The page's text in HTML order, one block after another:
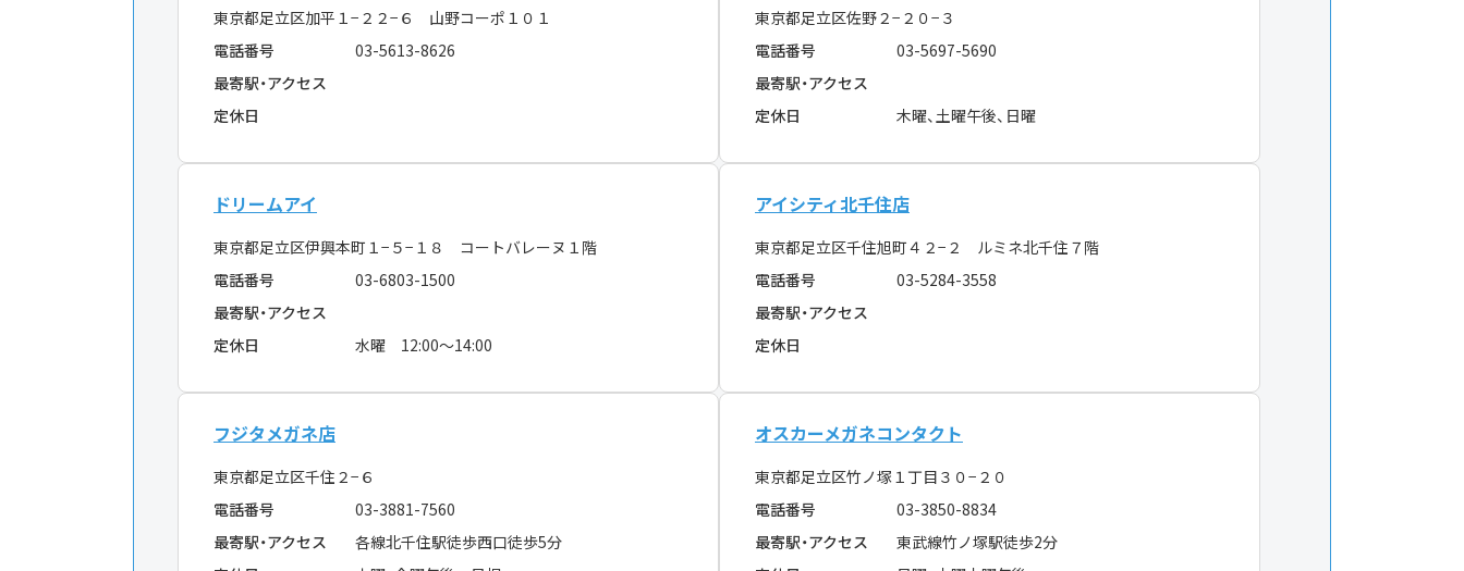
東京都足立区加平１−２２−６ 山野コーポ１０１
電話番号
03-5613-8626
最寄駅・アクセス
定休日
東京都足立区佐野２−２０−３
電話番号
03-5697-5690
最寄駅・アクセス
定休日
木曜、土曜午後、日曜
ドリームアイ
東京都足立区伊興本町１−５−１８ コートバレーヌ１階
電話番号
03-6803-1500
最寄駅・アクセス
定休日
水曜 12:00〜14:00
アイシティ北千住店
東京都足立区千住旭町４２−２ ルミネ北千住７階
電話番号
03-5284-3558
最寄駅・アクセス
定休日
フジタメガネ店
東京都足立区千住２−６
電話番号
03-3881-7560
最寄駅・アクセス
各線北千住駅徒歩西口徒歩5分
オスカーメガネコンタクト
東京都足立区竹ノ塚１丁目３０−２０
電話番号
03-3850-8834
最寄駅・アクセス
東武線竹ノ塚駅徒歩2分